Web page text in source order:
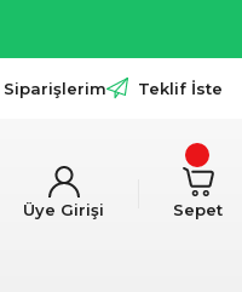
Siparişlerim Teklif İste
Üye Girişi Sepet